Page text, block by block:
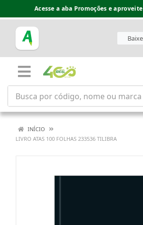
Acesse a aba Promoções e
INÍCIO
LIVRO ATAS 100 FOLHAS 233536 TILIBRA